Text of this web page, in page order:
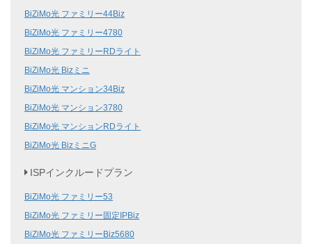
BiZiMo光 ファミリー44Biz
BiZiMo光 ファミリー4780
BiZiMo光 ファミリーRDライト
BiZiMo光 Bizミニ
BiZiMo光 マンション34Biz
BiZiMo光 マンション3780
BiZiMo光 マンションRDライト
BiZiMo光 BizミニG
ISPインクルードプラン
BiZiMo光 ファミリー53
BiZiMo光 ファミリー固定IPBiz
BiZiMo光 ファミリーBiz5680